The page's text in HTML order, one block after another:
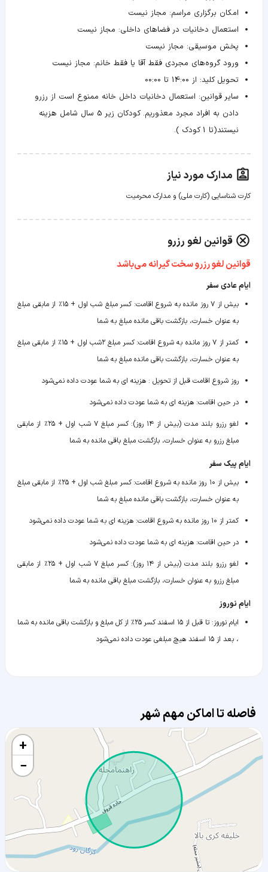
امکان برگزاری مراسم: مجاز نیست
استعمال دخانیات در فضاهای داخلی: مجاز نیست
پخش موسیقی: مجاز نیست
ورود گروه‌های مجردی فقط آقا یا فقط خانم: مجاز نیست
تحویل کلید: از 14:00 تا 00:00
سایر قوانین: استعمال دخانیات داخل خانه ممنوع است از رزرو
دادن به افراد مجرد معذوریم. کودکان زیر 5 سال شامل هزینه
نیستند(تا 1 کودک ).
مدارک مورد نیاز
کارت شناسایی (کارت ملی) و مدارک محرمیت
قوانین لغو رزرو
قوانین لغو رزرو سخت گیرانه می‌باشد
ایام عادی سفر
بیش از ۷ روز مانده به شروع اقامت :
کسر مبلغ شب اول + ۱۵٪ از مابقی مبلغ
به عنوان خسارت، بازگشت باقی مانده مبلغ به شما
کمتر از ۷ روز مانده به شروع اقامت
:
کسر مبلغ ۲شب اول + ۱۵٪ از مابقی مبلغ
به عنوان خسارت، بازگشت باقی مانده مبلغ به شما
روز شروع اقامت قبل از تحویل : هزینه ای به شما عودت داده نمی‌شود
در حین اقامت: هزینه ای به شما عودت داده نمی‌شود
لغو رزرو بلند مدت (بیش از ۱۴ روز)
:
کسر مبلغ ۷ شب اول + ۲۵٪ از مابقی
مبلغ رزرو به عنوان خسارت، بازگشت مبلغ باقی مانده به شما
ایام پیک سفر
بیش از ۱۰ روز مانده به شروع اقامت :
کسر مبلغ شب اول + ۲۵٪ از مابقی مبلغ
به عنوان خسارت، بازگشت باقی مانده مبلغ به شما
کمتر از ۱۰ روز مانده به شروع اقامت
: هزینه ای به شما عودت داده نمی‌شود
در حین اقامت: هزینه ای به شما عودت داده نمی‌شود
لغو رزرو بلند مدت (بیش از ۱۴ روز)
:
کسر مبلغ ۷ شب اول + ۲۵٪ از مابقی
مبلغ رزرو به عنوان خسارت، بازگشت مبلغ باقی مانده به شما
ایام نوروز
ایام نوروز:
تا قبل از ۱۵ اسفند کسر ۲۵٪ از کل مبلغ و بازگشت باقی مانده به شما
، بعد از ۱۵ اسفند هیچ مبلغی عودت داده نمی‌شود
فاصله تا اماکن مهم شهر
+
−